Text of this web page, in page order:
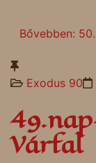
Bővebben:
Exodus 90
Várfal